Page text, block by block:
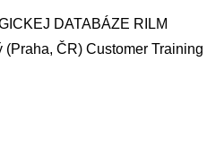
DATABÁZE RILM
(Praha, ČR) Customer